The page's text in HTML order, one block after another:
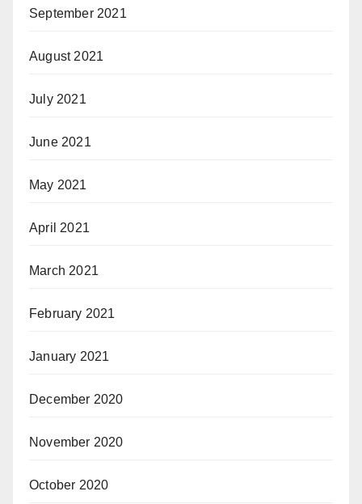
September 2021
August 2021
July 2021
June 2021
May 2021
April 2021
March 2021
February 2021
January 2021
December 2020
November 2020
October 2020